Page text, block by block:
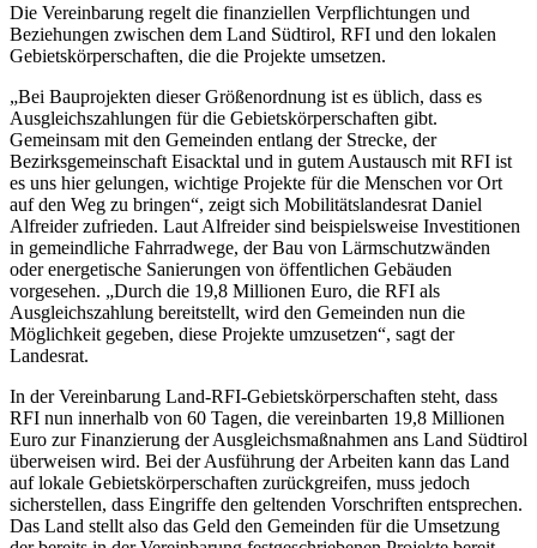
Die Vereinbarung regelt die finanziellen Verpflichtungen und
Beziehungen zwischen dem Land Südtirol, RFI und den lokalen
Gebietskörperschaften, die die Projekte umsetzen.
„Bei Bauprojekten dieser Größenordnung ist es üblich, dass es
Ausgleichszahlungen für die Gebietskörperschaften gibt.
Gemeinsam mit den Gemeinden entlang der Strecke, der
Bezirksgemeinschaft Eisacktal und in gutem Austausch mit RFI ist
es uns hier gelungen, wichtige Projekte für die Menschen vor Ort
auf den Weg zu bringen“, zeigt sich Mobilitätslandesrat Daniel
Alfreider zufrieden. Laut Alfreider sind beispielsweise Investitionen
in gemeindliche Fahrradwege, der Bau von Lärmschutzwänden
oder energetische Sanierungen von öffentlichen Gebäuden
vorgesehen. „Durch die 19,8 Millionen Euro, die RFI als
Ausgleichszahlung bereitstellt, wird den Gemeinden nun die
Möglichkeit gegeben, diese Projekte umzusetzen“, sagt der
Landesrat.
In der Vereinbarung Land-RFI-Gebietskörperschaften steht, dass
RFI nun innerhalb von 60 Tagen, die vereinbarten 19,8 Millionen
Euro zur Finanzierung der Ausgleichsmaßnahmen ans Land Südtirol
überweisen wird. Bei der Ausführung der Arbeiten kann das Land
auf lokale Gebietskörperschaften zurückgreifen, muss jedoch
sicherstellen, dass Eingriffe den geltenden Vorschriften entsprechen.
Das Land stellt also das Geld den Gemeinden für die Umsetzung